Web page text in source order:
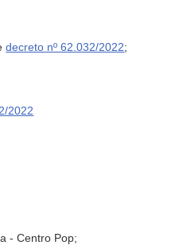
decreto nº 62.032/2022;
2022
- Centro Pop;